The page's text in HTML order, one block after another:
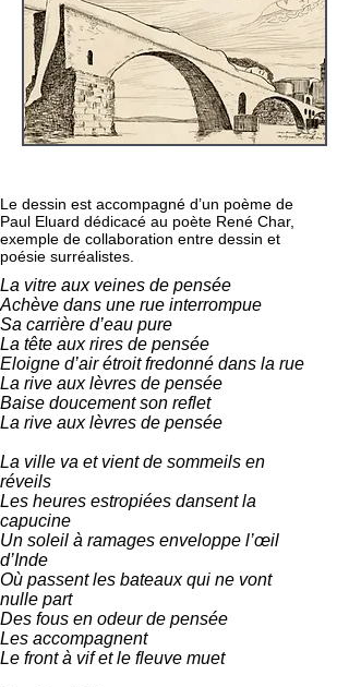
Le dessin est accompagné d’un poème de
Paul Eluard dédicacé au poète René Char,
exemple de collaboration entre dessin et
poésie surréalistes.
La vitre aux veines de pensée
Achève dans une rue interrompue
Sa carrière d’eau pure
La tête aux rires de pensée
Eloigne d’air étroit fredonné dans la rue
La rive aux lèvres de pensée
Baise doucement son reflet
La rive aux lèvres de pensée
La ville va et vient de sommeils en
réveils
Les heures estropiées dansent la
capucine
Un soleil à ramages enveloppe l’œil
d’Inde
Où passent les bateaux qui ne vont
nulle part
Des fous en odeur de pensée
Les accompagnent
Le front à vif et le fleuve muet